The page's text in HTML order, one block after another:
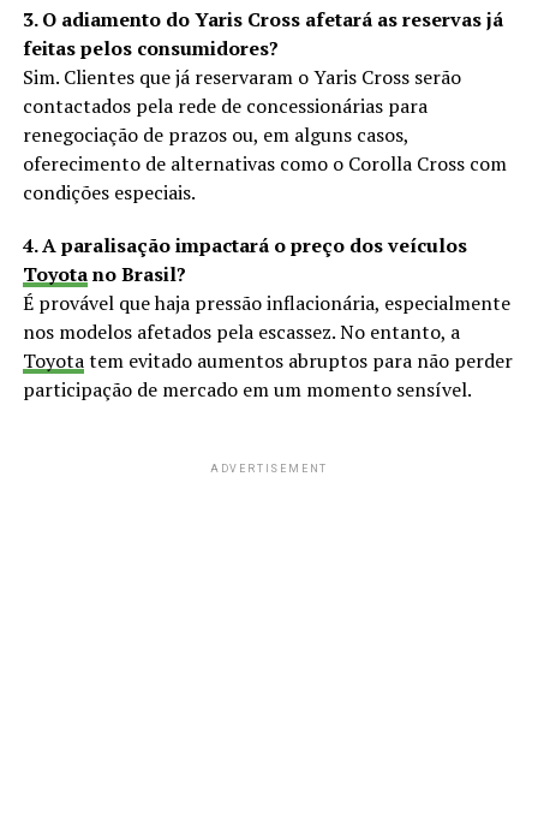
3. O adiamento do Yaris Cross afetará as reservas já
feitas pelos consumidores?
Sim. Clientes que já reservaram o Yaris Cross serão
contactados pela rede de concessionárias para
renegociação de prazos ou, em alguns casos,
oferecimento de alternativas como o Corolla Cross com
condições especiais.
4. A paralisação impactará o preço dos veículos
Toyotano Brasil?
É provável que haja pressão inflacionária, especialmente
nos modelos afetados pela escassez. No entanto, a
Toyotatem evitado aumentos abruptos para não perder
participação de mercado em um momento sensível.
ADVERTISEMENT